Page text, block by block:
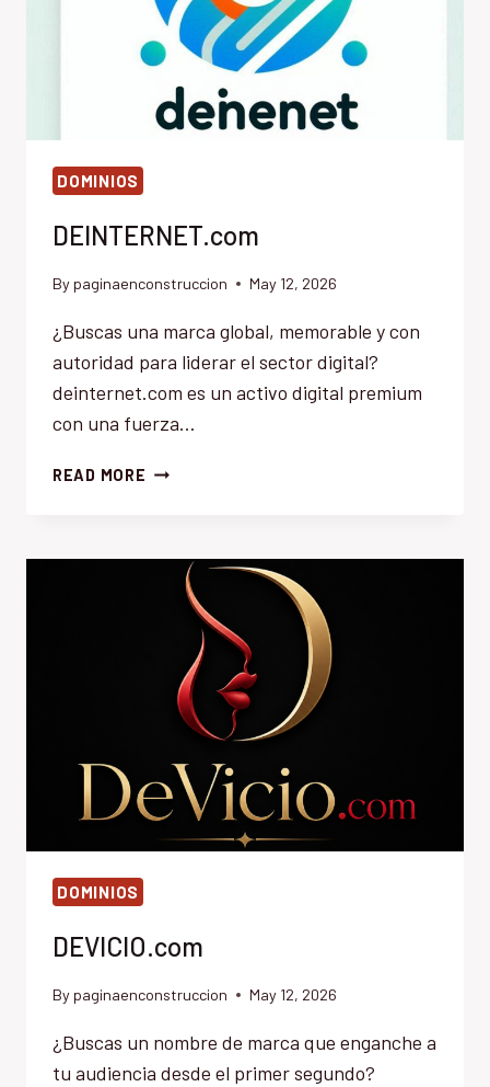
DOMINIOS
DEINTERNET.com
By paginaenconstruccion May 12, 2026
¿Buscas una marca global, memorable y con
autoridad para liderar el sector digital?
deinternet.com es un activo digital premium
con una fuerza…
READ MORE DEINTERNET.COM
DOMINIOS
DEVICIO.com
By paginaenconstruccion May 12, 2026
¿Buscas un nombre de marca que enganche a
tu audiencia desde el primer segundo?